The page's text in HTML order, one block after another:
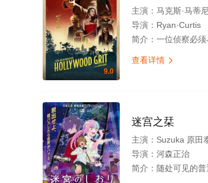
9.0
主演： 马克斯·马蒂
导演： Ryan·Curtis
简介： 一位侦察必须与黑帮、女明星
查看详情 
迷宫之栞
主演： Suzuka 原田
导演： 河森正治
简介： 随处可见的普通女高中生前泽栞，某天手机突然碎裂，回过神来已身处空